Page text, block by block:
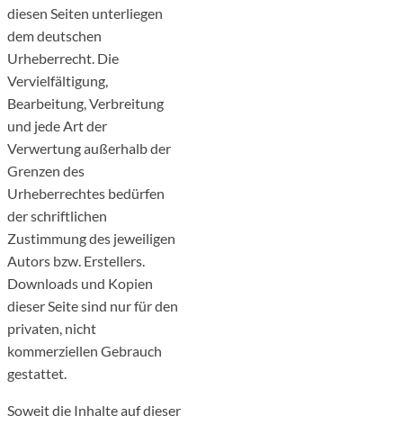
diesen Seiten unterliegen
dem deutschen
Urheberrecht. Die
Vervielfältigung,
Bearbeitung, Verbreitung
und jede Art der
Verwertung außerhalb der
Grenzen des
Urheberrechtes bedürfen
der schriftlichen
Zustimmung des jeweiligen
Autors bzw. Erstellers.
Downloads und Kopien
dieser Seite sind nur für den
privaten, nicht
kommerziellen Gebrauch
gestattet.
Soweit die Inhalte auf dieser